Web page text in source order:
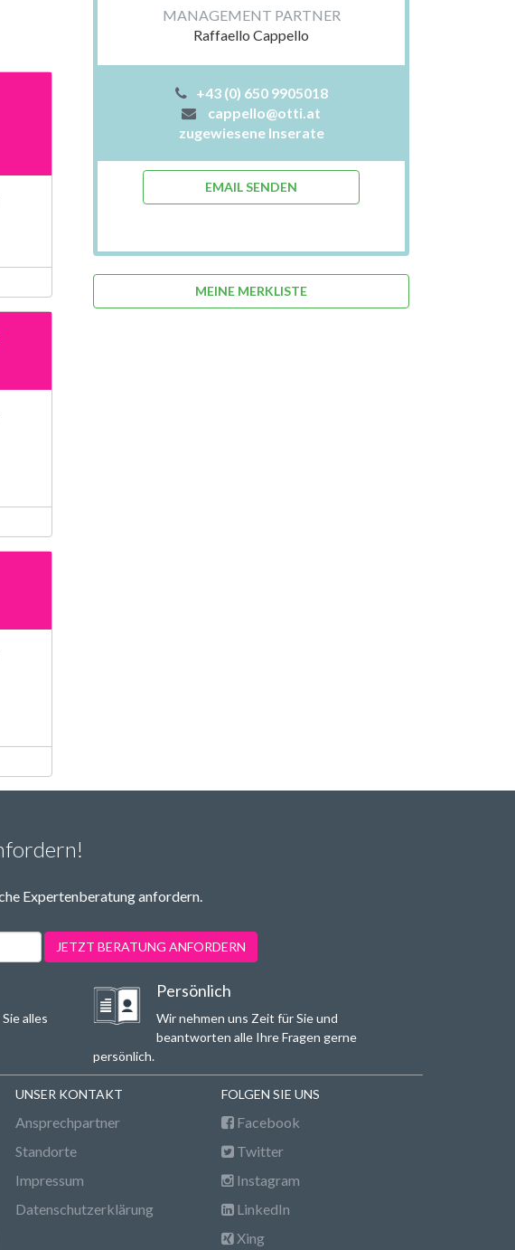
MANAGEMENT PARTNER
Raffaello Cappello
+43 (0) 650 9905018
cappello@otti.at
zugewiesene Inserate
EMAIL SENDEN
MEINE MERKLISTE
Expertenberatung anfordern.
JETZT BERATUNG ANFORDERN
alles
Persönlich
Wir nehmen uns Zeit für Sie und
beantworten alle Ihre Fragen gerne
persönlich.
UNSER KONTAKT
Ansprechpartner
Standorte
Impressum
Datenschutzerklärung
FOLGEN SIE UNS
Facebook
Twitter
Instagram
LinkedIn
Xing